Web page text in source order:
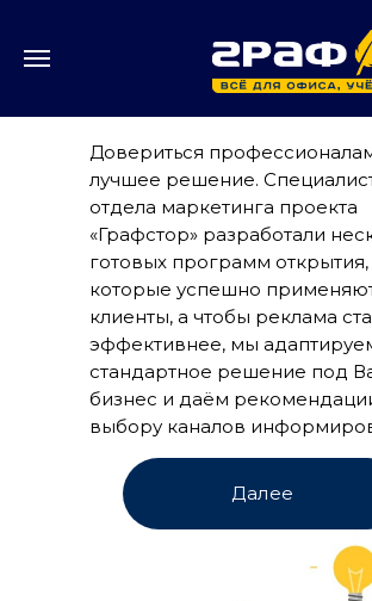
Довериться
лучшее решение.
отдела маркетинга проекта
«Графстор» разработали
готовых программ открытия,
которые успешно
клиенты, а чтобы реклама
эффективнее, мы
стандартное решение под
бизнес и даём
выбору каналов
Далее